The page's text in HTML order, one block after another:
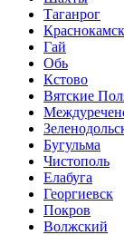
Таганрог
Краснокамск
Гай
Обь
Кстово
Вятские
Бугульма
Чистополь
Елабуга
Георгиевск
Покров
Волжский